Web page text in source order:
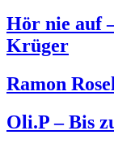
Hör nie auf
Krüger
Ramon
Oli.P – Bis